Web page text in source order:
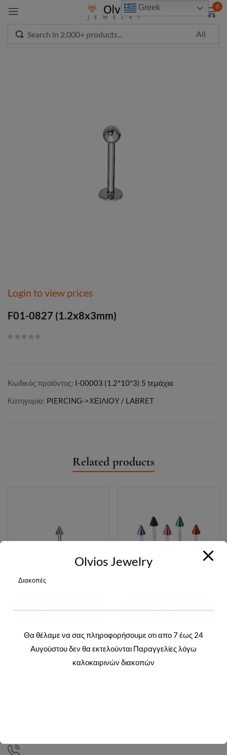
0
Login to view prices
F01-0827 (1.2x8x3mm)
Κωδικός προϊόντος: I-00003 (1.2*10*3) 5 τεμάχια
Κατηγορία: PIERCING->ΧΕΙΛΙΟΥ / LABRET
Related products
ΔΙΑΒΆΣΤΕ
ΠΕΡΙΣΣΌΤΕΡΑ
Login to view prices
F01-0022 (1.2*8*3) 5 τεμάχια
ΔΙΑΒΆΣΤΕ
ΠΕΡΙΣΣΌΤΕΡΑ
Login to view prices
Greek
Sign in
CREATE AN ACCOUNT
modal-check
Olvios Jewelry
Διακοπές
Θα θέλαμε να σας πληροφορήσουμε οτι απο 7 έως 24
Αυγούστου δεν θα εκτελούνται Παραγγελίες λόγω
καλοκαιρινών διακοπών